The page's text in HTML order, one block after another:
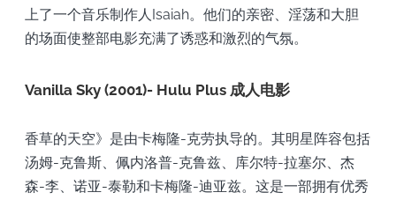
上了一个音乐制作人Isaiah。他们的亲密、淫荡和大胆
的场面使整部电影充满了诱惑和激烈的气氛。
Vanilla Sky (2001)- Hulu Plus 成人电影
香草的天空》是由卡梅隆-克劳执导的。其明星阵容包括
汤姆-克鲁斯、佩内洛普-克鲁兹、库尔特-拉塞尔、杰
森-李、诺亚-泰勒和卡梅隆-迪亚兹。这是一部拥有优秀